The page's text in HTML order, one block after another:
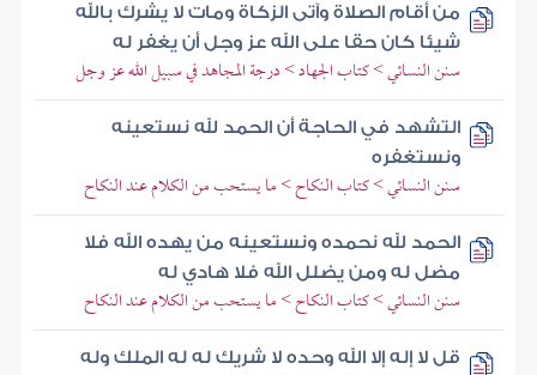
من أقام الصلاة وآتى الزكاة ومات لا يشرك بالله
شيئا كان حقا على الله عز وجل أن يغفر له
سنن النسائي > كتاب الجهاد > درجة المجاهد في سبيل الله عز وجل
التشهد في الحاجة أن الحمد لله نستعينه
ونستغفره
سنن النسائي > كتاب النكاح > ما يستحب من الكلام عند النكاح
الحمد لله نحمده ونستعينه من يهده الله فلا
مضل له ومن يضلل الله فلا هادي له
سنن النسائي > كتاب النكاح > ما يستحب من الكلام عند النكاح
قل لا إله إلا الله وحده لا شريك له له الملك وله